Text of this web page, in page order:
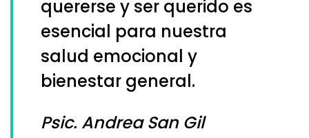
quererse y ser querido es
esencial para nuestra
salud emocional y
bienestar general.
Psic. Andrea San Gil